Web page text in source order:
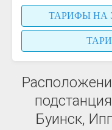
ТАРИФЫ НА
Буинск,